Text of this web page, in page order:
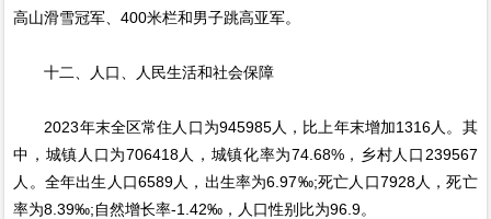
高山滑雪冠军、400米栏和男子跳高亚军。
十二、人口、人民生活和社会保障
2023年末全区常住人口为945985人，比上年末增加1316人。其
中，城镇人口为706418人，城镇化率为74.68%，乡村人口239567
人。全年出生人口6589人，出生率为6.97‰;死亡人口7928人，死亡
率为8.39‰;自然增长率-1.42‰，人口性别比为96.9。